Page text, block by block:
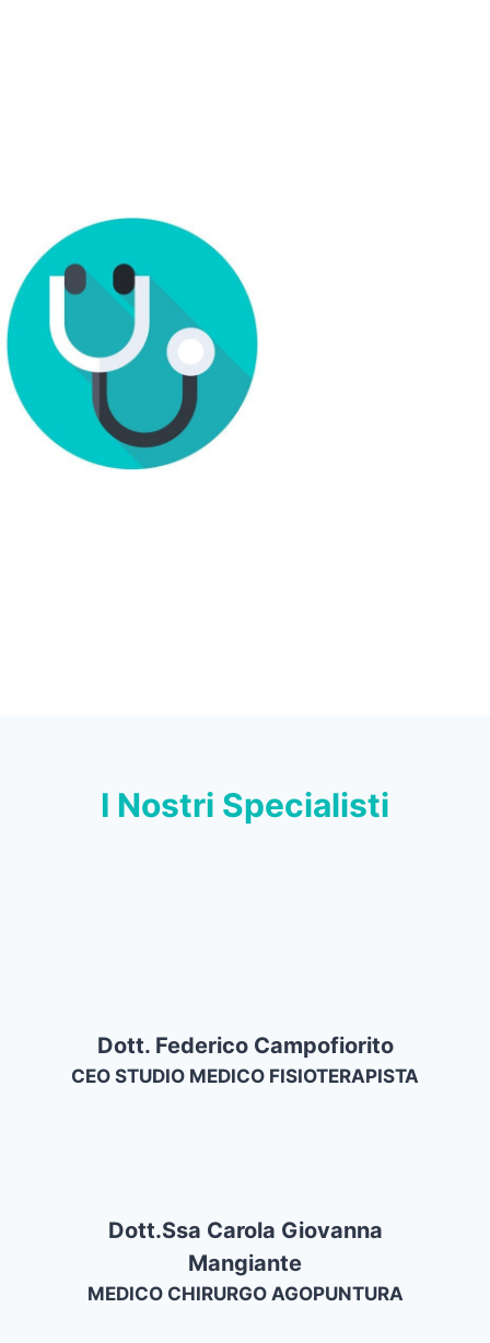
I Nostri Specialisti
Dott. Federico Campofiorito
CEO STUDIO MEDICO FISIOTERAPISTA
Dott.ssa Carola Giovanna
Mangiante
MEDICO CHIRURGO AGOPUNTURA